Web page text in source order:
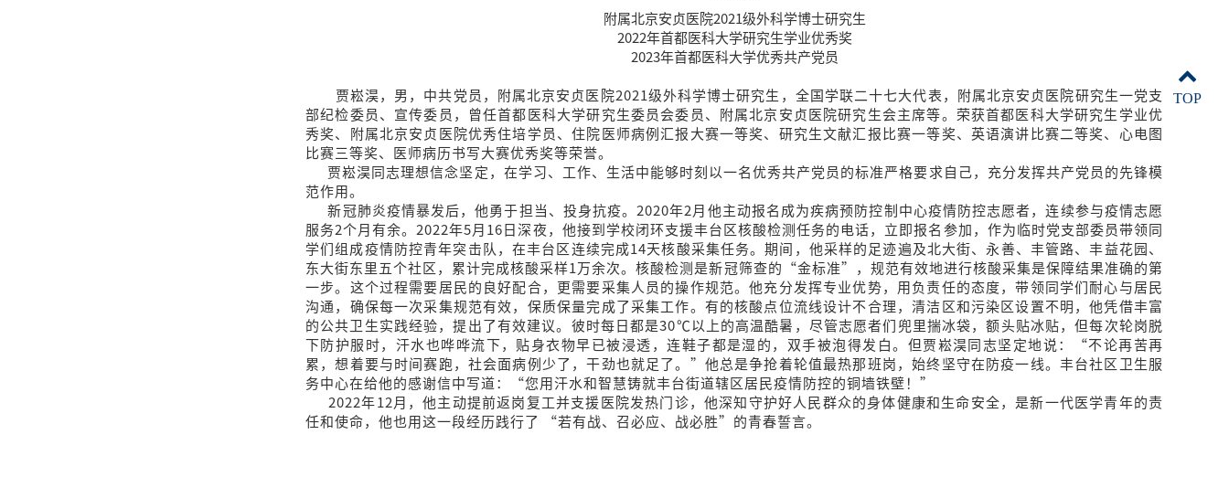
附属北京安贞医院2021级外科学博士研究生
2022年首都医科大学研究生学业优秀奖
2023年首都医科大学优秀共产党员
贾崧淏，男，中共党员，附属北京安贞医院2021级外科学博士研究生，全国学联二十七大代表，附属北京安贞医院研究生一党支
部纪检委员、宣传委员，曾任首都医科大学研究生委员会委员、附属北京安贞医院研究生会主席等。荣获首都医科大学研究生学业优
秀奖、附属北京安贞医院优秀住培学员、住院医师病例汇报大赛一等奖、研究生文献汇报比赛一等奖、英语演讲比赛二等奖、心电图
比赛三等奖、医师病历书写大赛优秀奖等荣誉。
贾崧淏同志理想信念坚定，在学习、工作、生活中能够时刻以一名优秀共产党员的标准严格要求自己，充分发挥共产党员的先锋模
范作用。
新冠肺炎疫情暴发后，他勇于担当、投身抗疫。2020年2月他主动报名成为疾病预防控制中心疫情防控志愿者，连续参与疫情志愿
服务2个月有余。2022年5月16日深夜，他接到学校闭环支援丰台区核酸检测任务的电话，立即报名参加，作为临时党支部委员带领同
学们组成疫情防控青年突击队，在丰台区连续完成14天核酸采集任务。期间，他采样的足迹遍及北大街、永善、丰管路、丰益花园、
东大街东里五个社区，累计完成核酸采样1万余次。核酸检测是新冠筛查的“金标准”，规范有效地进行核酸采集是保障结果准确的第
一步。这个过程需要居民的良好配合，更需要采集人员的操作规范。他充分发挥专业优势，用负责任的态度，带领同学们耐心与居民
沟通，确保每一次采集规范有效，保质保量完成了采集工作。有的核酸点位流线设计不合理，清洁区和污染区设置不明，他凭借丰富
的公共卫生实践经验，提出了有效建议。彼时每日都是30℃以上的高温酷暑，尽管志愿者们兜里揣冰袋，额头贴冰贴，但每次轮岗脱
下防护服时，汗水也哗哗流下，贴身衣物早已被浸透，连鞋子都是湿的，双手被泡得发白。但贾崧淏同志坚定地说：“不论再苦再
累，想着要与时间赛跑，社会面病例少了，干劲也就足了。”他总是争抢着轮值最热那班岗，始终坚守在防疫一线。丰台社区卫生服
务中心在给他的感谢信中写道：“您用汗水和智慧铸就丰台街道辖区居民疫情防控的铜墙铁壁！”
2022年12月，他主动提前返岗复工并支援医院发热门诊，他深知守护好人民群众的身体健康和生命安全，是新一代医学青年的责
任和使命，他也用这一段经历践行了 “若有战、召必应、战必胜”的青春誓言。
TOP